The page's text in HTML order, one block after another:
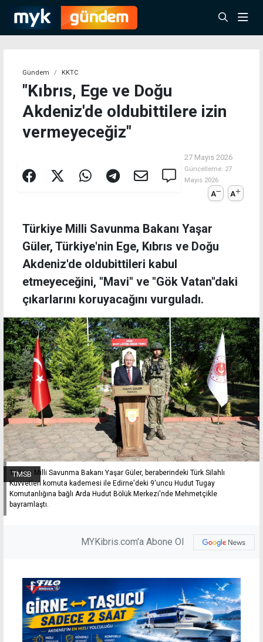
Gündem KKTC
"Kıbrıs, Ege ve Doğu
Akdeniz'de oldubittilere izin
vermeyeceğiz"
27 Mayıs 2026
Güncelleme: 27
Mayıs 2026
A A
Türkiye Milli Savunma Bakanı Yaşar
Güler, Türkiye'nin Ege, Kıbrıs ve Doğu
Akdeniz'de oldubittileri kabul
etmeyeceğini, "Mavi" ve "Gök Vatan"daki
çıkarlarını koruyacağını vurguladı.
Türkiye Milli Savunma Bakanı Yaşar Güler, beraberindeki Türk Silahlı
Kuvvetleri komuta kademesi ile Edirne'deki 9'uncu Hudut Tugay
Komutanlığına bağlı Arda Hudut Bölük Merkezi'nde Mehmetçikle
bayramlaştı.
TMSB
MYKibris.com'a Abone Ol